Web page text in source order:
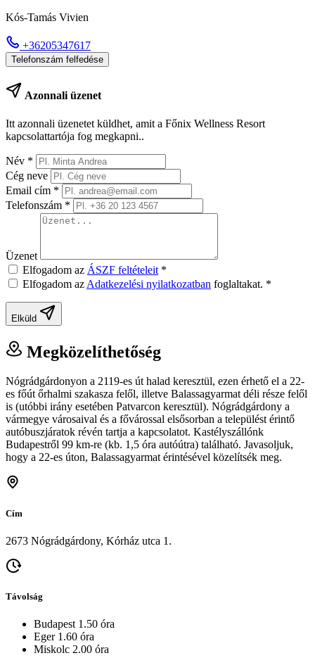
Kós-Tamás Vivien
+36205347617
Telefonszám felfedése
Azonnali üzenet
Itt azonnali üzenetet küldhet, amit a Főnix Wellness Resort
kapcsolattartója fog megkapni..
Név *
Cég neve
Email cím *
Telefonszám *
Üzenet
Elfogadom az ÁSZF feltételeit *
Elfogadom az Adatkezelési nyilatkozatban foglaltakat. *
Elküld
Megközelíthetőség
Nógrádgárdonyon a 2119-es út halad keresztül, ezen érhető el a 22-
es főút őrhalmi szakasza felől, illetve Balassagyarmat déli része felől
is (utóbbi irány esetében Patvarcon keresztül). Nógrádgárdony a
vármegye városaival és a fővárossal elsősorban a települést érintő
autóbuszjáratok révén tartja a kapcsolatot. Kastélyszállónk
Budapestről 99 km-re (kb. 1,5 óra autóútra) található. Javasoljuk,
hogy a 22-es úton, Balassagyarmat érintésével közelítsék meg.
Cím
2673 Nógrádgárdony, Kórház utca 1.
Távolság
Budapest 1.50 óra
Eger 1.60 óra
Miskolc 2.00 óra